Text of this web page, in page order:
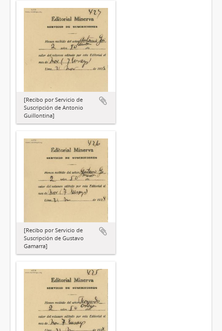
[Recibo por Servicio de
Suscripción de Antonio
Guillontina]
[Recibo por Servicio de
Suscripción de Gustavo
Gamarra]